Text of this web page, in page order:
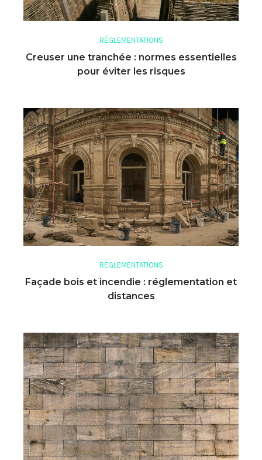
RÉGLEMENTATIONS
Creuser une tranchée : normes essentielles
pour éviter les risques
RÉGLEMENTATIONS
Façade bois et incendie : réglementation et
distances